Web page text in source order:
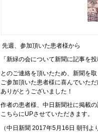
先週、参加頂いた患者様から
「新緑の会について新聞に記事を
とのご連絡を頂いたため、新聞を
ご参加頂いた患者様に喜んでいた
ありがとうございました！
作者の患者様、中日新聞社に掲載の
こちらにUPさせていただきます。
（中日新聞 2017年5月16日 朝刊よ